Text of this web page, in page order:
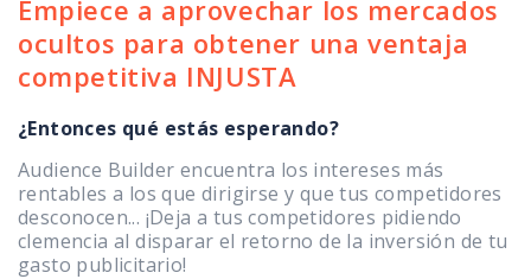
Empiece a aprovechar los mercados
ocultos para obtener una ventaja
competitiva INJUSTA
¿Entonces qué estás esperando?
Audience Builder encuentra los intereses más
rentables a los que dirigirse y que tus competidores
desconocen... ¡Deja a tus competidores pidiendo
clemencia al disparar el retorno de la inversión de tu
gasto publicitario!